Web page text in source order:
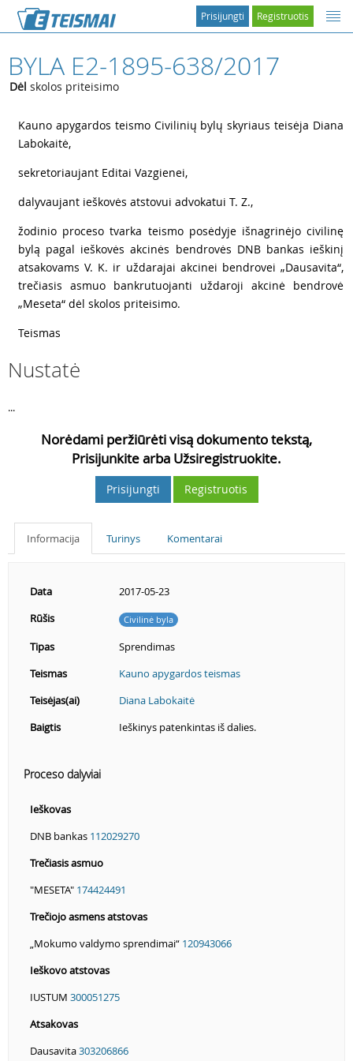
Registruotis
Prisijungti
BYLA E2-1895-638/2017
Dėl skolos priteisimo
Kauno apygardos teismo Civilinių bylų skyriaus teisėja Diana
Labokaitė,
sekretoriaujant Editai Vazgienei,
dalyvaujant ieškovės atstovui advokatui T. Z.,
žodinio proceso tvarka teismo posėdyje išnagrinėjo civilinę
bylą pagal ieškovės akcinės bendrovės DNB bankas ieškinį
atsakovamsV. K. ir uždarajai akcinei bendrovei „Dausavita“,
trečiasis asmuo bankrutuojanti uždaroji akcinė bendrovė
„Meseta“ dėl skolos priteisimo.
Teismas
Nustatė
...
Norėdami peržiūrėti visą dokumento tekstą,
Prisijunkite arba Užsiregistruokite.
Prisijungti Registruotis
Informacija Turinys Komentarai
Data
2017-05-23
Rūšis
Civilinė byla
Tipas
Sprendimas
Teismas
Kauno apygardos teismas
Teisėjas(ai)
Diana Labokaitė
Baigtis
Ieškinys patenkintas iš dalies.
Proceso dalyviai
Ieškovas
DNB bankas 112029270
Trečiasis asmuo
"MESETA" 174424491
Trečiojo asmens atstovas
„Mokumo valdymo sprendimai“ 120943066
Ieškovo atstovas
IUSTUM 300051275
Atsakovas
Dausavita303206866